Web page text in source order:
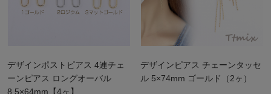
デザインポストピアス 4連チェ
ーンピアス ロングオーバル
8.5×64mm【4ヶ】
デザインピアス チェーンタッセ
ル 5×74mm ゴールド（2ヶ）